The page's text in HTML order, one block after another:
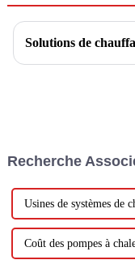
Recherche
Usines de systèmes de
Coût des pompes à